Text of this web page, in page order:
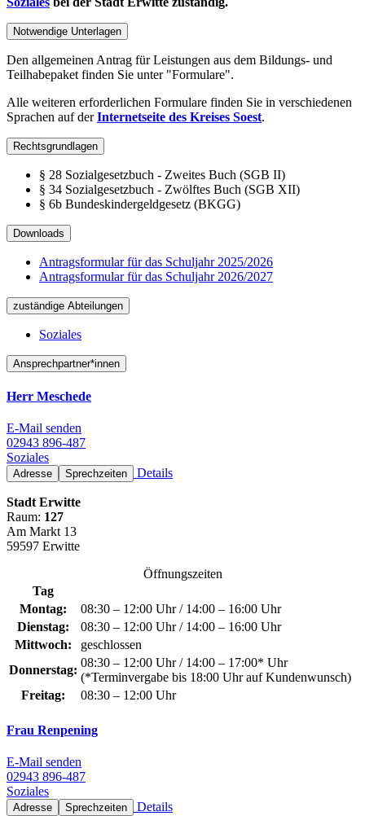
Notwendige Unterlagen
Den allgemeinen Antrag für Leistungen aus dem Bildungs- und
Teilhabepaket finden Sie unter "Formulare".
Alle weiteren erforderlichen Formulare finden Sie in verschiedenen
Sprachen auf derInternetseite des Kreises Soest.
Rechtsgrundlagen
§ 28 Sozialgesetzbuch - Zweites Buch (SGB II)
§ 34 Sozialgesetzbuch - Zwölftes Buch (SGB XII)
§ 6b Bundeskindergeldgesetz (BKGG)
Downloads
Antragsformular für das Schuljahr 2025/2026
Antragsformular für das Schuljahr 2026/2027
zuständige Abteilungen
Soziales
Ansprechpartner*innen
Herr Meschede
E-Mail senden
02943 896-487
Soziales
Adresse Sprechzeiten Details
Stadt Erwitte
Raum: 127
Am Markt 13
59597 Erwitte
Öffnungszeiten
Tag
Montag:
08:30 – 12:00 Uhr / 14:00 – 16:00 Uhr
Dienstag:
08:30 – 12:00 Uhr / 14:00 – 16:00 Uhr
Mittwoch:
geschlossen
Donnerstag:
08:30 – 12:00 Uhr / 14:00 – 17:00* Uhr
(*Terminvergabe bis 18:00 Uhr auf Kundenwunsch)
Freitag:
08:30 – 12:00 Uhr
Frau Renpening
E-Mail senden
02943 896-487
Soziales
Adresse Sprechzeiten Details